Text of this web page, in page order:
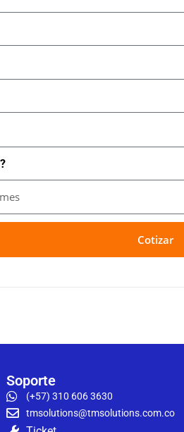
Cotizar
Soporte
(+57) 310 606 3630
tmsolutions@tmsolutions.com.co